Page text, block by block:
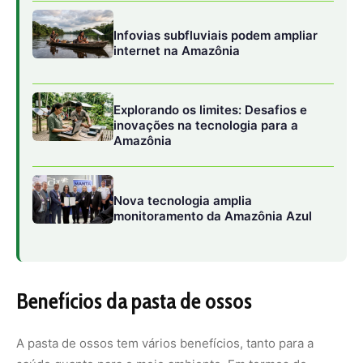
Benefícios da pasta de ossos
saúde quanto para o meio ambiente. Em termos de
saúde, a pasta preserva a maioria dos nutrientes da
carne, como vitaminas sensíveis ao calor, em uma forma
aproximadamente a mesma quantidade de proteína e
gordura que a carne moída, e pode ser enriquecida com
outros ingredientes, como fibras, minerais e
Em termos de meio ambiente, a pasta de ossos pode
reduzir as emissões de carbono da agricultura animal,
cento. Isso significa que menos animais precisam ser